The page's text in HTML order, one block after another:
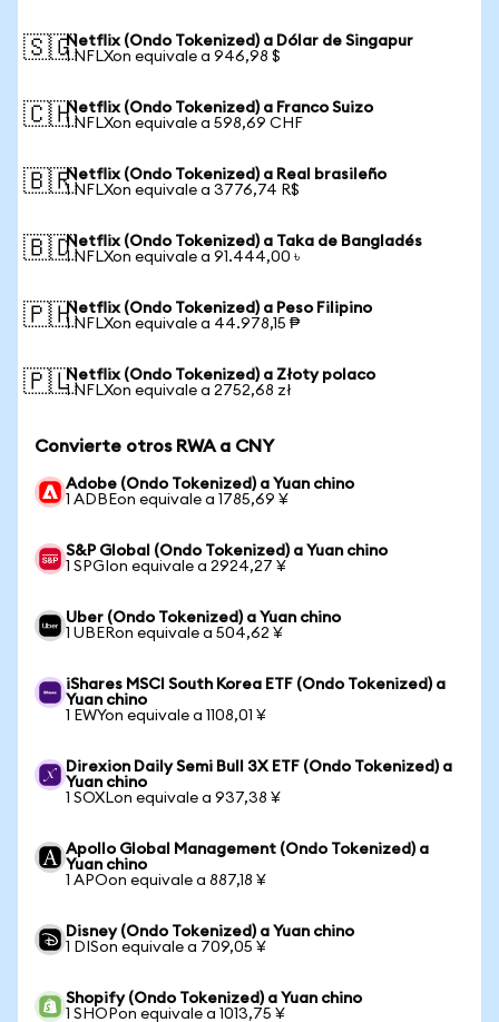
🇸🇬Netflix (Ondo Tokenized) a Dólar de Singapur
1 NFLXon equivale a 946,98 $
🇨🇭Netflix (Ondo Tokenized) a Franco Suizo
1 NFLXon equivale a 598,69 CHF
🇧🇷Netflix (Ondo Tokenized) a Real brasileño
1 NFLXon equivale a 3776,74 R$
🇧🇩Netflix (Ondo Tokenized) a Taka de Bangladés
1 NFLXon equivale a 91.444,00 ৳
🇵🇭Netflix (Ondo Tokenized) a Peso Filipino
1 NFLXon equivale a 44.978,15 ₱
🇵🇱Netflix (Ondo Tokenized) a Złoty polaco
1 NFLXon equivale a 2752,68 zł
Convierte otros RWA a CNY
Adobe (Ondo Tokenized) a Yuan chino
1 ADBEon equivale a 1785,69 ¥
S&P Global (Ondo Tokenized) a Yuan chino
1 SPGIon equivale a 2924,27 ¥
Uber (Ondo Tokenized) a Yuan chino
1 UBERon equivale a 504,62 ¥
iShares MSCI South Korea ETF (Ondo Tokenized) a
Yuan chino
1 EWYon equivale a 1108,01 ¥
Direxion Daily Semi Bull 3X ETF (Ondo Tokenized) a
Yuan chino
1 SOXLon equivale a 937,38 ¥
Apollo Global Management (Ondo Tokenized) a
Yuan chino
1 APOon equivale a 887,18 ¥
Disney (Ondo Tokenized) a Yuan chino
1 DISon equivale a 709,05 ¥
Shopify (Ondo Tokenized) a Yuan chino
1 SHOPon equivale a 1013,75 ¥